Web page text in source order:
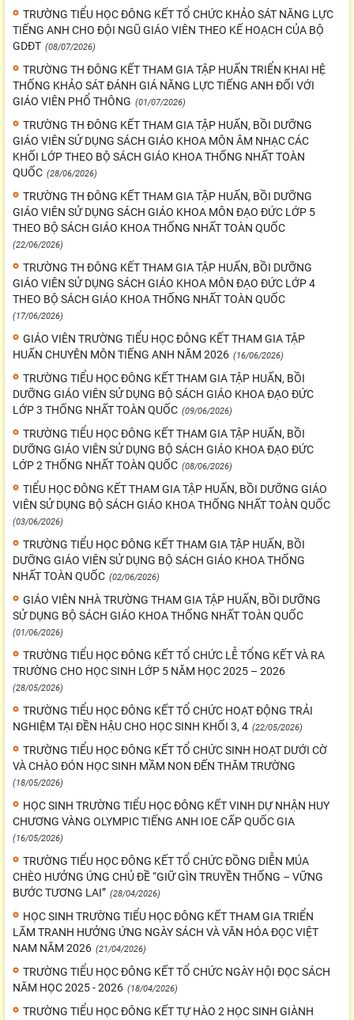
TRƯỜNG TIỂU HỌC ĐÔNG KẾT TỔ CHỨC KHẢO SÁT NĂNG LỰC
TIẾNG ANH CHO ĐỘI NGŨ GIÁO VIÊN THEO KẾ HOẠCH CỦA BỘ
GDĐT (08/07/2026)
TRƯỜNG TH ĐÔNG KẾT THAM GIA TẬP HUẤN TRIỂN KHAI HỆ
THỐNG KHẢO SÁT ĐÁNH GIÁ NĂNG LỰC TIẾNG ANH ĐỐI VỚI
GIÁO VIÊN PHỔ THÔNG (01/07/2026)
TRƯỜNG TH ĐÔNG KẾT THAM GIA TẬP HUẤN, BỒI DƯỠNG
GIÁO VIÊN SỬ DỤNG SÁCH GIÁO KHOA MÔN ÂM NHẠC CÁC
KHỐI LỚP THEO BỘ SÁCH GIÁO KHOA THỐNG NHẤT TOÀN
QUỐC (28/06/2026)
TRƯỜNG TH ĐÔNG KẾT THAM GIA TẬP HUẤN, BỒI DƯỠNG
GIÁO VIÊN SỬ DỤNG SÁCH GIÁO KHOA MÔN ĐẠO ĐỨC LỚP 5
THEO BỘ SÁCH GIÁO KHOA THỐNG NHẤT TOÀN QUỐC
(22/06/2026)
TRƯỜNG TH ĐÔNG KẾT THAM GIA TẬP HUẤN, BỒI DƯỠNG
GIÁO VIÊN SỬ DỤNG SÁCH GIÁO KHOA MÔN ĐẠO ĐỨC LỚP 4
THEO BỘ SÁCH GIÁO KHOA THỐNG NHẤT TOÀN QUỐC
(17/06/2026)
GIÁO VIÊN TRƯỜNG TIỂU HỌC ĐÔNG KẾT THAM GIA TẬP
HUẤN CHUYÊN MÔN TIẾNG ANH NĂM 2026 (16/06/2026)
TRƯỜNG TIỂU HỌC ĐÔNG KẾT THAM GIA TẬP HUẤN, BỒI
DƯỠNG GIÁO VIÊN SỬ DỤNG BỘ SÁCH GIÁO KHOA ĐẠO ĐỨC
LỚP 3 THỐNG NHẤT TOÀN QUỐC (09/06/2026)
TRƯỜNG TIỂU HỌC ĐÔNG KẾT THAM GIA TẬP HUẤN, BỒI
DƯỠNG GIÁO VIÊN SỬ DỤNG BỘ SÁCH GIÁO KHOA ĐẠO ĐỨC
LỚP 2 THỐNG NHẤT TOÀN QUỐC (08/06/2026)
TIỂU HỌC ĐÔNG KẾT THAM GIA TẬP HUẤN, BỒI DƯỠNG GIÁO
VIÊN SỬ DỤNG BỘ SÁCH GIÁO KHOA THỐNG NHẤT TOÀN QUỐC
(03/06/2026)
TRƯỜNG TIỂU HỌC ĐÔNG KẾT THAM GIA TẬP HUẤN, BỒI
DƯỠNG GIÁO VIÊN SỬ DỤNG BỘ SÁCH GIÁO KHOA THỐNG
NHẤT TOÀN QUỐC (02/06/2026)
GIÁO VIÊN NHÀ TRƯỜNG THAM GIA TẬP HUẤN, BỒI DƯỠNG
SỬ DỤNG BỘ SÁCH GIÁO KHOA THỐNG NHẤT TOÀN QUỐC
(01/06/2026)
TRƯỜNG TIỂU HỌC ĐÔNG KẾT TỔ CHỨC LỄ TỔNG KẾT VÀ RA
TRƯỜNG CHO HỌC SINH LỚP 5 NĂM HỌC 2025 – 2026
(28/05/2026)
TRƯỜNG TIỂU HỌC ĐÔNG KẾT TỔ CHỨC HOẠT ĐỘNG TRẢI
NGHIỆM TẠI ĐỀN HẬU CHO HỌC SINH KHỐI 3, 4 (22/05/2026)
TRƯỜNG TIỂU HỌC ĐÔNG KẾT TỔ CHỨC SINH HOẠT DƯỚI CỜ
VÀ CHÀO ĐÓN HỌC SINH MẦM NON ĐẾN THĂM TRƯỜNG
(18/05/2026)
HỌC SINH TRƯỜNG TIỂU HỌC ĐÔNG KẾT VINH DỰ NHẬN HUY
CHƯƠNG VÀNG OLYMPIC TIẾNG ANH IOE CẤP QUỐC GIA
(16/05/2026)
TRƯỜNG TIỂU HỌC ĐÔNG KẾT TỔ CHỨC ĐỒNG DIỄN MÚA
CHÈO HƯỞNG ỨNG CHỦ ĐỀ “GIỮ GÌN TRUYỀN THỐNG – VỮNG
BƯỚC TƯƠNG LAI” (28/04/2026)
HỌC SINH TRƯỜNG TIỂU HỌC ĐÔNG KẾT THAM GIA TRIỂN
LÃM TRANH HƯỞNG ỨNG NGÀY SÁCH VÀ VĂN HÓA ĐỌC VIỆT
NAM NĂM 2026 (21/04/2026)
TRƯỜNG TIỂU HỌC ĐÔNG KẾT TỔ CHỨC NGÀY HỘI ĐỌC SÁCH
NĂM HỌC 2025 - 2026 (18/04/2026)
TRƯỜNG TIỂU HỌC ĐÔNG KẾT TỰ HÀO 2 HỌC SINH GIÀNH